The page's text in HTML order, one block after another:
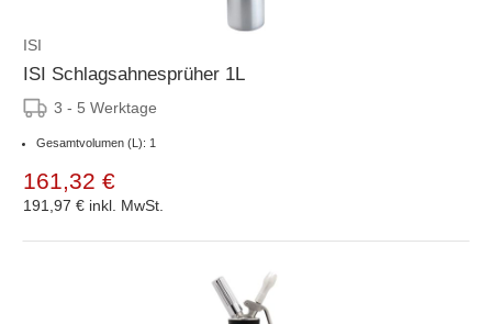
ISI
ISI Schlagsahnesprüher 1L
3 - 5 Werktage
Gesamtvolumen (L): 1
161,32 €
191,97 € inkl. MwSt.